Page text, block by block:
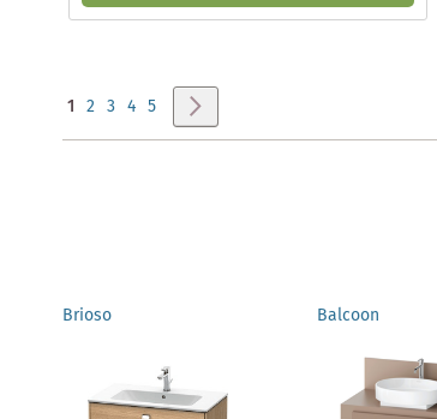
Page
Vous lisez actuellement la page
1 Page
2 Page
3 Page
4 Page
5
Brioso Balcoon